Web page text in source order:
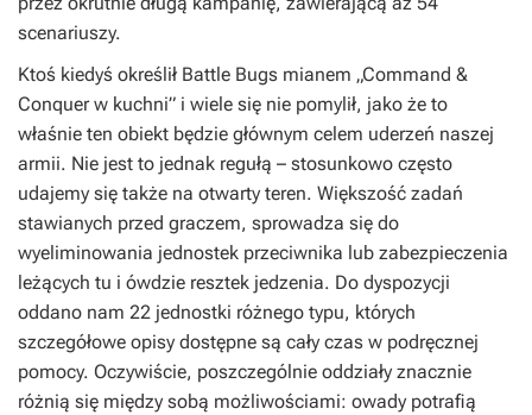
scenariuszy.
Ktoś kiedyś określił Battle Bugs mianem „Command &
Conquer w kuchni” i wiele się nie pomylił, jako że to
właśnie ten obiekt będzie głównym celem uderzeń naszej
armii. Nie jest to jednak regułą – stosunkowo często
udajemy się także na otwarty teren. Większość zadań
stawianych przed graczem, sprowadza się do
wyeliminowania jednostek przeciwnika lub zabezpieczenia
leżących tu i ówdzie resztek jedzenia. Do dyspozycji
oddano nam 22 jednostki różnego typu, których
szczegółowe opisy dostępne są cały czas w podręcznej
pomocy. Oczywiście, poszczególnie oddziały znacznie
różnią się między sobą możliwościami: owady potrafią